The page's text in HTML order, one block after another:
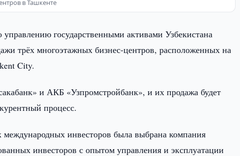
в Ташкенте
управлению государственными активами Узбекистана
трёх многоэтажных бизнес-центров, расположенных на
City.
и АКБ «Узпромстройбанк», и их продажа будет
процесс.
международных инвесторов была выбрана компания
инвесторов с опытом управления и эксплуатации